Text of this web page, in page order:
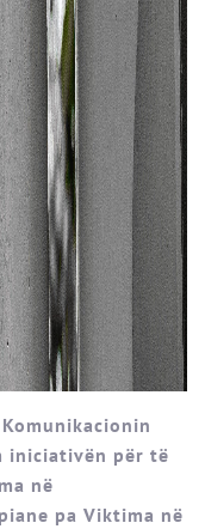
iniciativën për të
në
pa Viktima në